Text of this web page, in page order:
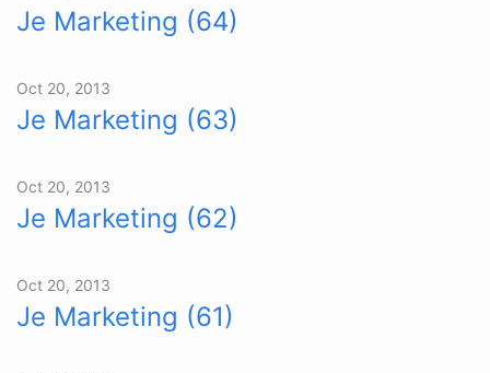
Je Marketing (64)
Oct 20, 2013
Je Marketing (63)
Oct 20, 2013
Je Marketing (62)
Oct 20, 2013
Je Marketing (61)